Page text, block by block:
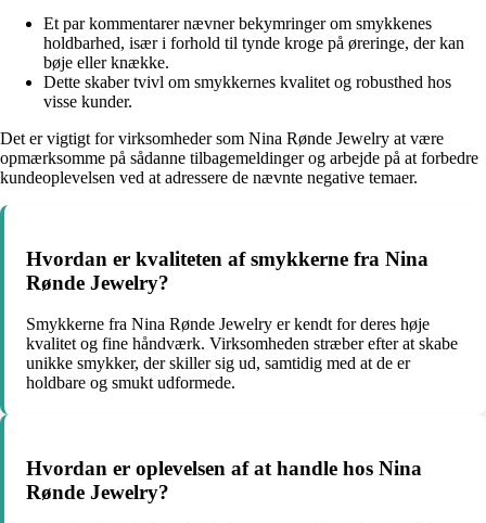
Et par kommentarer nævner bekymringer om smykkenes
holdbarhed, især i forhold til tynde kroge på øreringe, der kan
bøje eller knække.
Dette skaber tvivl om smykkernes kvalitet og robusthed hos
visse kunder.
Det er vigtigt for virksomheder som Nina Rønde Jewelry at være
opmærksomme på sådanne tilbagemeldinger og arbejde på at forbedre
kundeoplevelsen ved at adressere de nævnte negative temaer.
Hvordan er kvaliteten af smykkerne fra Nina
Rønde Jewelry?
Smykkerne fra Nina Rønde Jewelry er kendt for deres høje
kvalitet og fine håndværk. Virksomheden stræber efter at skabe
unikke smykker, der skiller sig ud, samtidig med at de er
holdbare og smukt udformede.
Hvordan er oplevelsen af at handle hos Nina
Rønde Jewelry?